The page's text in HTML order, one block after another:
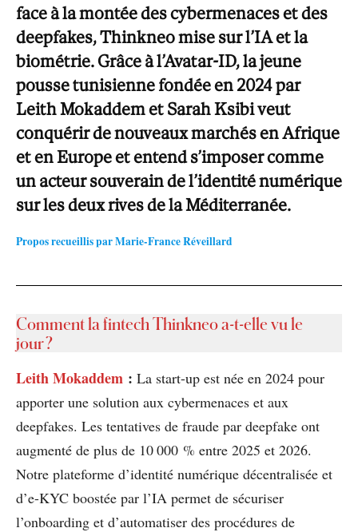
face à la montée des cybermenaces et des
deepfakes, Thinkneo mise sur l’IA et la
biométrie. Grâce à l’Avatar-ID, la jeune
pousse tunisienne fondée en 2024 par
Leith Mokaddem et Sarah Ksibi veut
conquérir de nouveaux marchés en Afrique
et en Europe et entend s’imposer comme
un acteur souverain de l’identité numérique
sur les deux rives de la Méditerranée.
Propos recueillis par Marie-France Réveillard
Comment la fintech Thinkneo a-t-elle vu le
jour ?
Leith Mokaddem : La start-up est née en 2024 pour
apporter une solution aux cybermenaces et aux
deepfakes. Les tentatives de fraude par deepfake ont
augmenté de plus de 10 000 % entre 2025 et 2026.
Notre plateforme d’identité numérique décentralisée et
d’e-KYC boostée par l’IA permet de sécuriser
l’onboarding et d’automatiser des procédures de